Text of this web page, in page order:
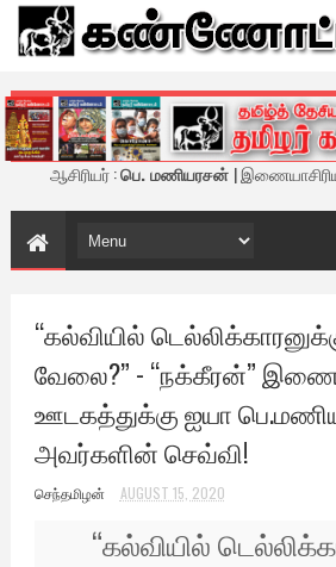
கண்ணோட்டம் -
ஆசிரியர் :பெ. மணியரசன் |
“கல்வியில்
வேலை?” - “நக்கீரன்”
ஊடகத்துக்கு ஐயா
அவர்களின் செவ்வி!
செந்தமிழன் AUGUST 15, 2020
“கல்வியில்